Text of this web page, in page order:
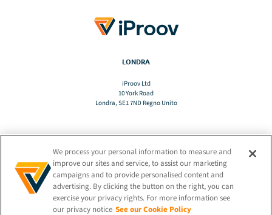
LONDRA
iProov Ltd
10 York Road
Londra, SE1 7ND Regno Unito
TRADURRE
IT
We process your personal information to measure and
improve our sites and service, to assist our marketing
campaigns and to provide personalised content and
advertising. By clicking the button on the right, you can
exercise your privacy rights. For more information see
our privacy notice See our Cookie Policy